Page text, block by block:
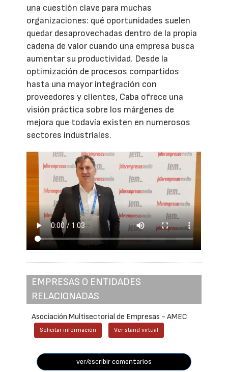
una cuestión clave para muchas
organizaciones: qué oportunidades suelen
quedar desaprovechadas dentro de la propia
cadena de valor cuando una empresa busca
aumentar su productividad. Desde la
optimización de procesos compartidos
hasta una mayor integración con
proveedores y clientes, Caba ofrece una
visión práctica sobre los márgenes de
mejora que todavía existen en numerosos
sectores industriales.
EMPRESAS O ENTIDADES
RELACIONADAS
Asociación Multisectorial de Empresas - AMEC
Solicitar información Ver stand virtual
ver/escribir comentarios